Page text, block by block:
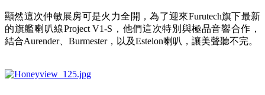
顯然這次仲敏展房可是火力全開，為了迎來Furutech旗下最新
的旗艦喇叭線Project V1-S，他們這次特別與極品音響合作，
結合Aurender、Burmester，以及Estelon喇叭，讓美聲聽不完。